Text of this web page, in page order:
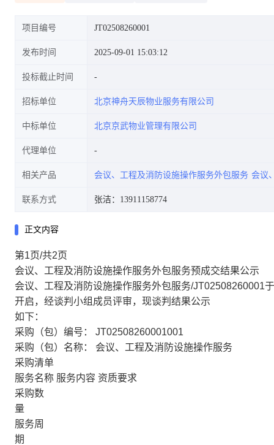
项目编号 JT02508260001
发布时间 2025-09-01 15:03:12
投标截止时间
招标单位 北京神舟天辰物业服务有限公司
中标单位 北京京武物业管理有限公司
代理单位
相关产品 会议、工程及消防设施操作服务外包服务 会议
联系方式 张洁：13911158774
正文内容
第1页/共2页
会议、工程及消防设施操作服务外包服务预成交结果公示
会议、工程及消防设施操作服务外包服务/JT02508260001
开启，经谈判小组成员评审，现谈判结果公示
如下：
采购（包）编号： JT02508260001001
采购（包）名称： 会议、工程及消防设施操作服务
采购清单
服务名称 服务内容 资质要求
采购数
量
服务周
期